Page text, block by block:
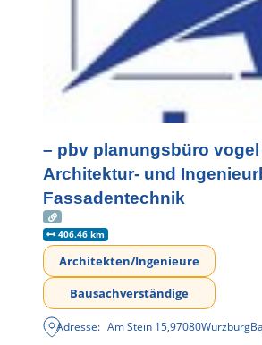
– pbv planungsbüro vogel
Architektur- und
Fassadentechnik
406.46 km
Architekten/Ingenieure
Bausachverständige
Adresse: Am Stein 15,97080Würzburg